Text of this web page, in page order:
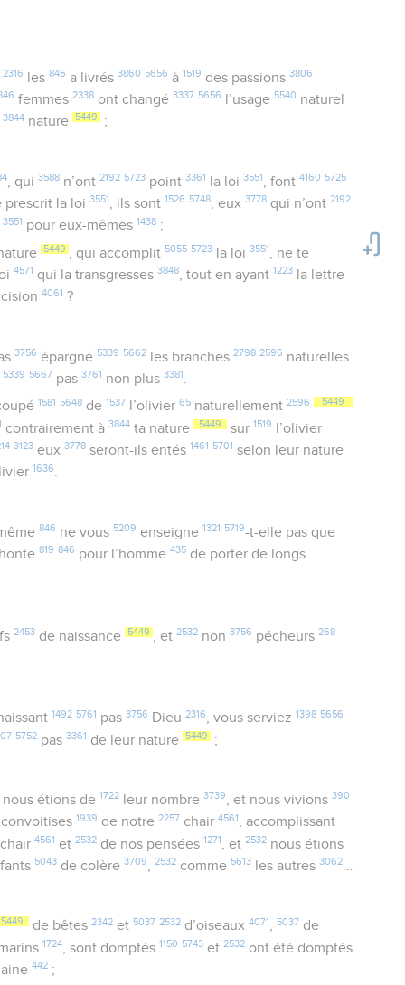
2316 les 846 a livrés 3860 5656 à 1519 des passions 3806
femmes2338 ont changé3337 5656 l’usage 5540 naturel
3844 nature 5449 ;
, qui 3588n’ont 2192 5723point 3361 la loi 3551 , font 4160 5725
prescrit la loi3551 , ils sont 1526 5748, eux3778 qui n’ont2192
3551 pour eux-mêmes 1438 ;
5449 , qui accomplit 5055 5723la loi 3551
, ne te
4571 qui la transgresses3848, tout en ayant 1223 la lettre
4061 ?
3756 épargné 5339 5662les branches 2798 2596 naturelles
5339 5667 pas3761 non plus3381 .
1581 5648de 1537 l’olivier 65naturellement 2596 5449
contrairement à3844 ta nature 5449 sur 1519
l’olivier
3123 eux3778 seront-ils entés 1461 5701 selon leur nature
1636.
846 ne vous 5209 enseigne 1321 5719-t-elle pas que
819 846 pour l’homme435 de porter de longs
2453de naissance 5449 , et 2532non 3756 pécheurs 268
1492 5761 pas 3756 Dieu 2316, vous serviez 1398 5656
5752 pas3361 de leur nature 5449 ;
nous étions de 1722leur nombre 3739, et nous vivions 390
convoitises1939 de notre2257 chair4561, accomplissant
4561 et2532 de nos pensées 1271 , et2532 nous étions
5043 de colère3709,2532 comme 5613 les autres3062…
5449 de bêtes 2342et 5037 2532d’oiseaux 4071, 5037 de
1724 , sont domptés 1150 5743 et2532 ont été domptés
442 ;